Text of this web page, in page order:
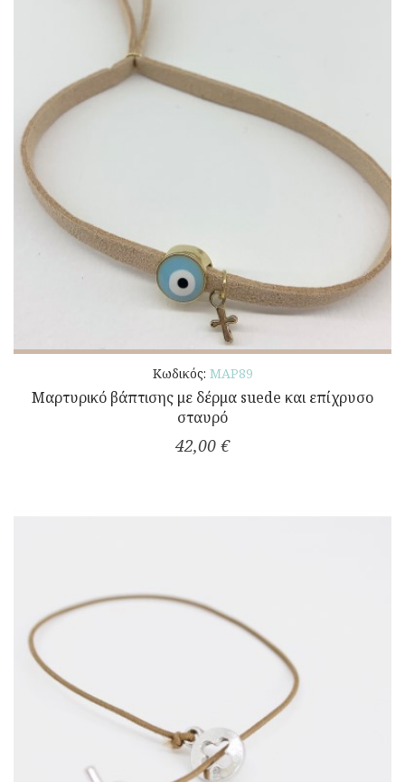
Κωδικός: ΜΑΡ89
Μαρτυρικό βάπτισης με δέρμα suede και επίχρυσο
σταυρό
42,00 €